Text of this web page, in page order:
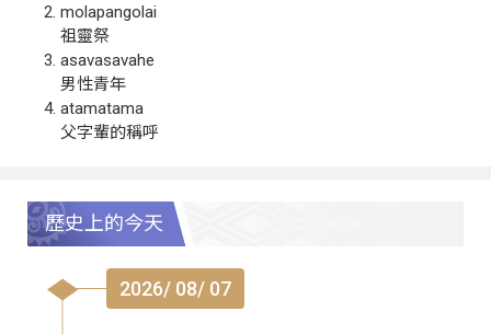
molapangolai
祖靈祭
asavasavahe
男性青年
atamatama
父字輩的稱呼
歷史上的今天
2026/ 08/ 07